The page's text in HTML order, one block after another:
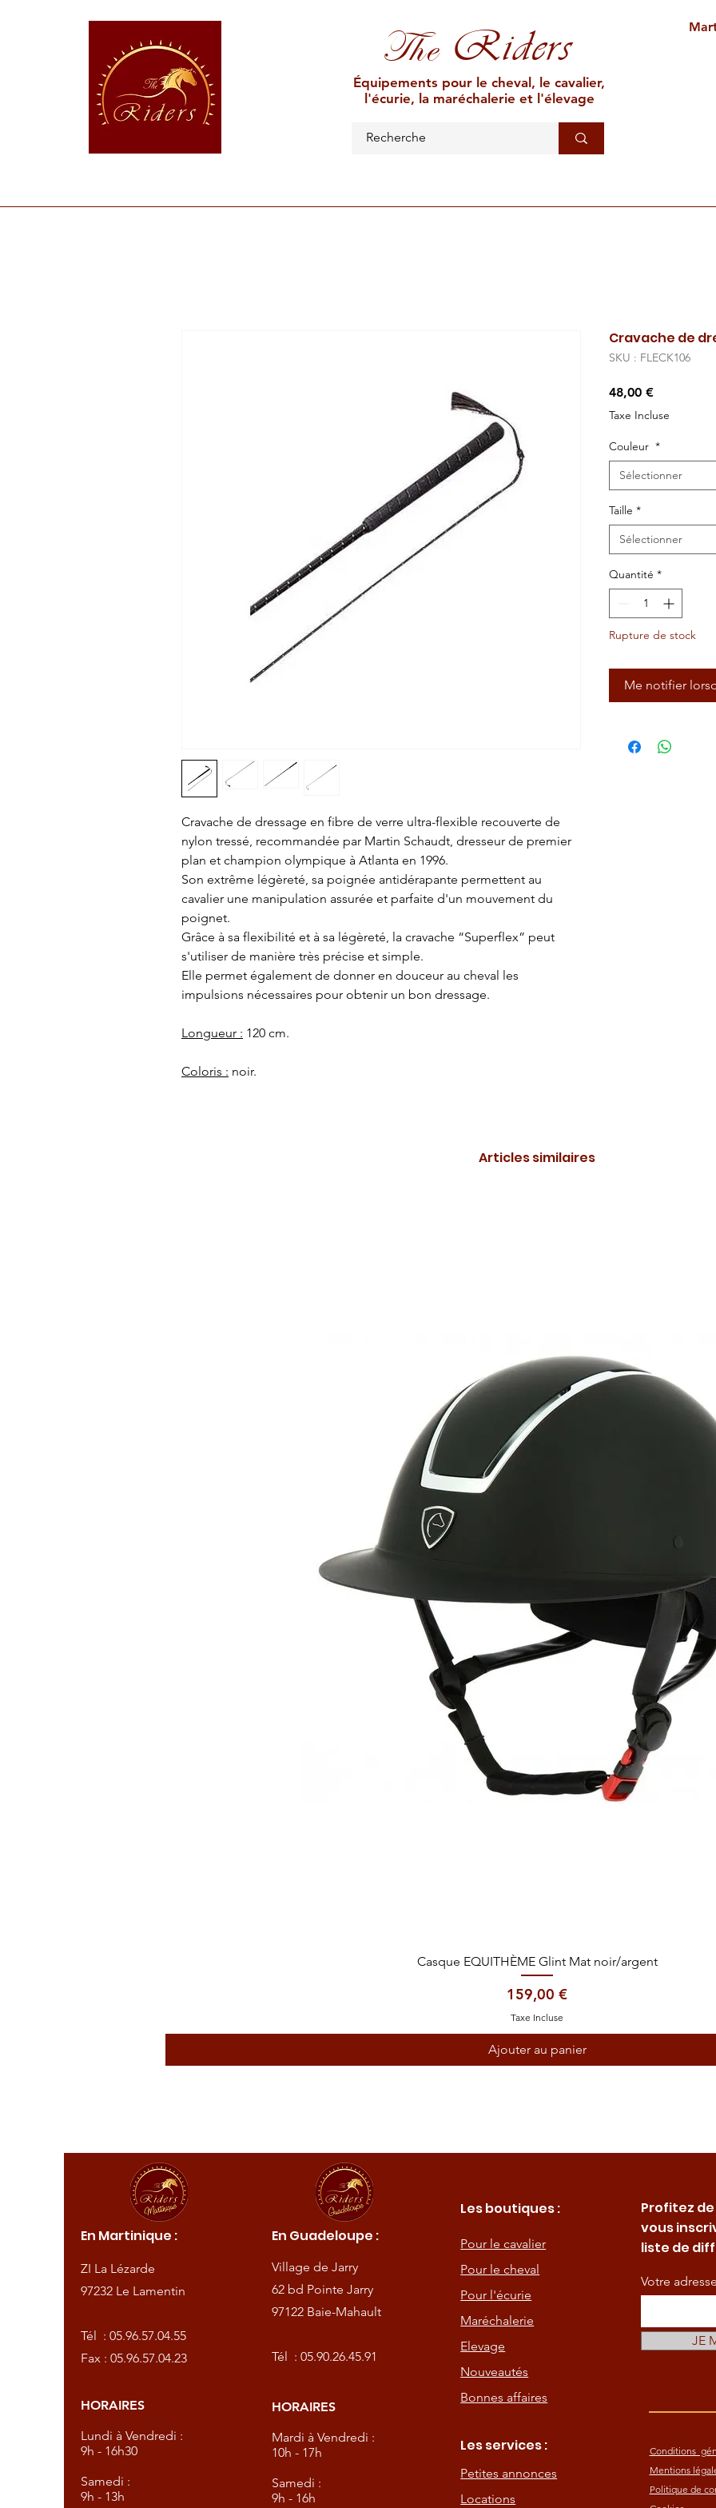
TheRiders
Équipements pour le cheval, le cavalier,
l'écurie, la maréchalerie et l'élevage
Cravache de dressage en fibre de verre ultra-flexible recouverte de
nylon tressé, recommandée par Martin Schaudt, dresseur de premier
plan et champion olympique à Atlanta en 1996.
Son extrême légèreté, sa poignée antidérapante permettent au
cavalier une manipulation assurée et parfaite d'un mouvement du
poignet.
Grâce à sa flexibilité et à sa légèreté, la cravache “Superflex” peut
s'utiliser de manière très précise et simple.
Elle permet également de donner en douceur au cheval les
impulsions nécessaires pour obtenir un bon dressage.
Longueur : 120 cm.
Coloris : noir.
Cravache de
SKU : FLECK106
48,00 €Prix
Taxe Incluse
Couleur *
Sélectionner
Taille *
Sélectionner
Quantité *
Rupture de stock
Me notifier
Articles similaires
Aperçu rapide
Casque EQUITHÈME Glint Mat noir/argent
Prix
159,00 €
Taxe Incluse
Ajouter au panier
En Martinique :
ZI La Lézarde
97232 Le Lamentin
Tél :05.96.57.04.55
Fax : 05.96.57.04.23
HORAIRES
Lundi à Vendredi :
9h - 16h30
Samedi :
9h - 13h
En Guadeloupe :
Village de Jarry
62 bd Pointe Jarry
97122 Baie-Mahault
Tél : 05.90.26.45.91
HORAIRES
Mardi à Vendredi :
10h - 17h
Samedi :
9h - 16h
Les boutiques :
Pour le cavalier
Pour le cheval
Pour l'écurie
Maréchalerie
Elevage
Nouveautés
Bonnes affaires
Les services :
Petites annonces
Locations
Profitez
vous
liste de
Votre
JE
Conditions
Mentions
Politique de